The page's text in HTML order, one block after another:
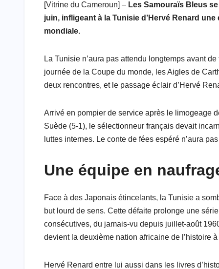
a
c
b
o
o
k
h
a
s
A
p
p
w
t
e
r
a
o
M
a
i
l
i
e
d
I
n
e
g
r
a
m
m
l
h
e
[Vitrine du Cameroun] – Les Samouraïs Bleus
juin, infligeant à la Tunisie d’Hervé Renard
mondiale.
La Tunisie n’aura pas attendu longtemps avant
journée de la Coupe du monde, les Aigles de
deux rencontres, et le passage éclair d’Hervé
Arrivé en pompier de service après le limogeage
Suède (5-1), le sélectionneur français devait
luttes internes. Le conte de fées espéré n’aura
Une équipe en
Face à des Japonais étincelants, la Tunisie a
but lourd de sens. Cette défaite prolonge une
consécutives, du jamais-vu depuis juillet-août
devient la deuxième nation africaine de l’histoire
Hervé Renard entre lui aussi dans les livres